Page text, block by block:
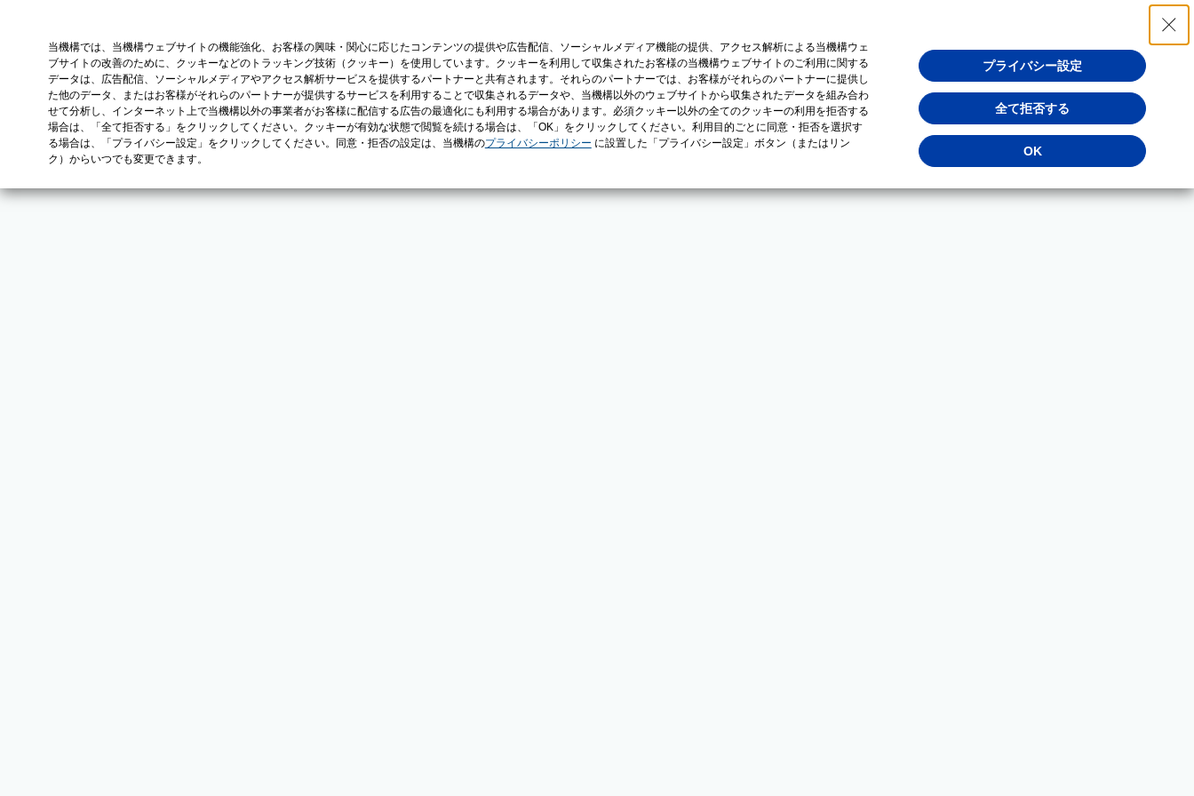
当機構では、当機構ウェブサイトの機能強化、お客様の興味・関心に応じたコンテンツの提供や広告配信、ソーシャルメディア機能の提供、アクセス解析による当機構ウェ
ブサイトの改善のために、クッキーなどのトラッキング技術（クッキー）を使用しています。クッキーを利用して収集されたお客様の当機構ウェブサイトのご利用に関する
データは、広告配信、ソーシャルメディアやアクセス解析サービスを提供するパートナーと共有されます。それらのパートナーでは、お客様がそれらのパートナーに提供し
た他のデータ、またはお客様がそれらのパートナーが提供するサービスを利用することで収集されるデータや、当機構以外のウェブサイトから収集されたデータを組み合わ
せて分析し、インターネット上で当機構以外の事業者がお客様に配信する広告の最適化にも利用する場合があります。必須クッキー以外の全てのクッキーの利用を拒否する
場合は、「全て拒否する」をクリックしてください。クッキーが有効な状態で閲覧を続ける場合は、「OK」をクリックしてください。利用目的ごとに同意・拒否を選択す
る場合は、「プライバシー設定」をクリックしてください。同意・拒否の設定は、当機構のプライバシーポリシー に設置した「プライバシー設定」ボタン（またはリン
ク）からいつでも変更できます。
プライバシー設定
全て拒否する
OK